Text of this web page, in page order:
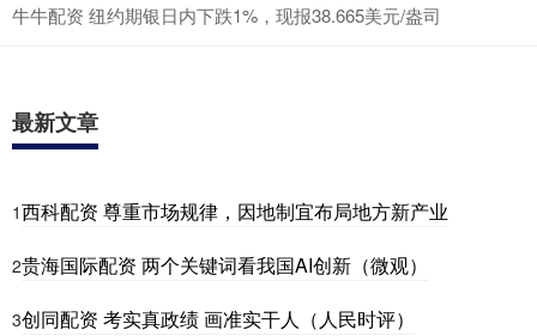
牛牛配资 纽约期银日内下跌1%，现报38.665美元/盎司
最新文章
1西科配资 尊重市场规律，因地制宜布局地方新产业
2贵海国际配资 两个关键词看我国AI创新（微观）
3创同配资 考实真政绩 画准实干人（人民时评）